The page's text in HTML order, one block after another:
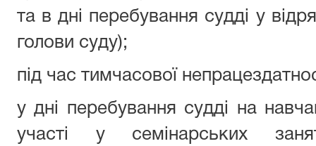
та в дні перебування судді у
голови суду);
під час тимчасової
у дні перебування судді на
участі у семінарських